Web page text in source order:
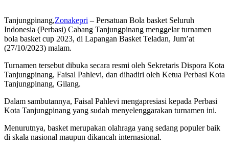
Tanjungpinang,Zonakepri – Persatuan Bola basket Seluruh
Indonesia (Perbasi) Cabang Tanjungpinang menggelar turnamen
bola basket cup 2023, di Lapangan Basket Teladan, Jum’at
(27/10/2023) malam.
Turnamen tersebut dibuka secara resmi oleh Sekretaris Dispora Kota
Tanjungpinang, Faisal Pahlevi, dan dihadiri oleh Ketua Perbasi Kota
Tanjungpinang, Gilang.
Dalam sambutannya, Faisal Pahlevi mengapresiasi kepada Perbasi
Kota Tanjungpinang yang sudah menyelenggarakan turnamen ini.
Menurutnya, basket merupakan olahraga yang sedang populer baik
di skala nasional maupun dikancah internasional.